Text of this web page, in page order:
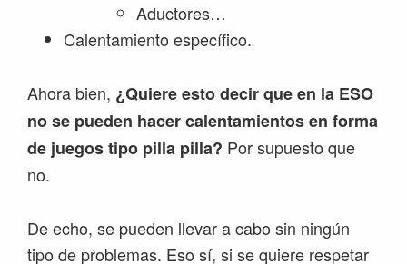
Aductores…
Calentamiento específico.
Ahora bien, ¿Quiere esto decir que en la ESO
no se pueden hacer calentamientos en forma
de juegos tipo pilla pilla? Por supuesto que
no.
De echo, se pueden llevar a cabo sin ningún
tipo de problemas. Eso sí, si se quiere respetar